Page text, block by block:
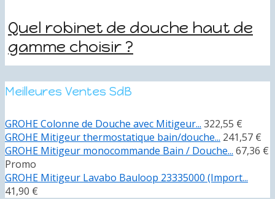
Quel robinet de douche haut de
gamme choisir ?
Meilleures Ventes SdB
GROHE Colonne de Douche avec Mitigeur... 322,55 €
GROHE Mitigeur thermostatique bain/douche... 241,57 €
GROHE Mitigeur monocommande Bain / Douche... 67,36 €
Promo
GROHE Mitigeur Lavabo Bauloop 23335000 (Import...
41,90 €